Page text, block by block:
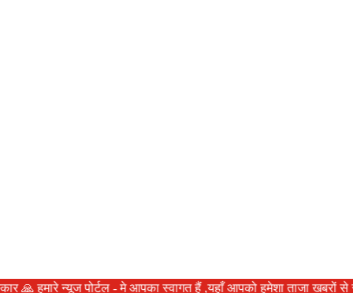
न्यूज पोर्टल - मे आपका स्वागत हैं ,यहाँ आपको हमेशा ताजा खबरों से रूबरू